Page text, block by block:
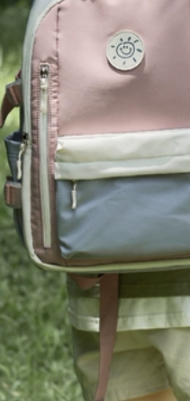
sinh viên đại học
dung lượng lớn, túi
hành lý đi công tác,
nam balo du lịch nữ
túi xách du lịch
768,000
ba lô du lich Ba lô
ngoài trời có thể gập
lại siêu nhẹ đi bộ
đường dài túi đi bè
thể thao di động
chống thấm nước
ba lô nữ túi da nam
ba lô du lịch miti ba
lô du lịch nam đẹp
217,000
Túi leo núi Camel
ngoài trời chuyên
nghiệp Ba lô đi bộ
đường dài Ba lô thể
thao nam Ba lô du
lịch chống nước
dành cho nữ Túi đi
học du lịch leo núi
balo adidas du lịch
ba lô du lich